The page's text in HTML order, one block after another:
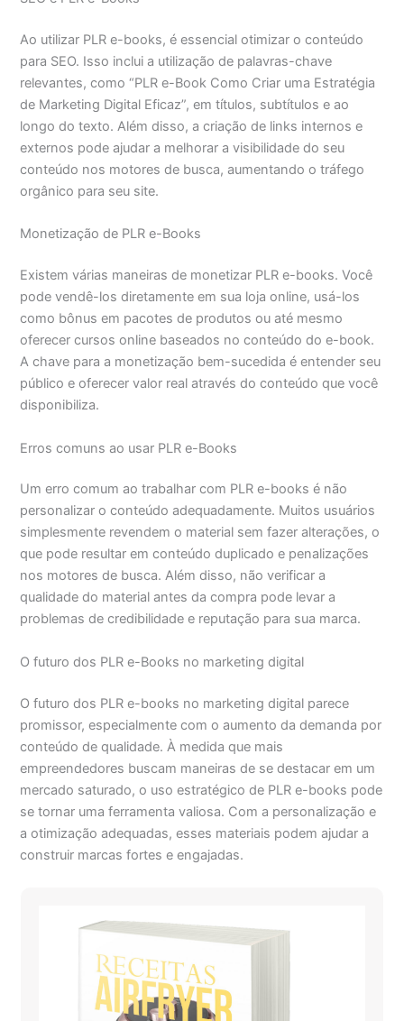
Ao utilizar PLR e-books, é essencial otimizar o conteúdo
para SEO. Isso inclui a utilização de palavras-chave
relevantes, como “PLR e-Book Como Criar uma Estratégia
de Marketing Digital Eficaz”, em títulos, subtítulos e ao
longo do texto. Além disso, a criação de links internos e
externos pode ajudar a melhorar a visibilidade do seu
conteúdo nos motores de busca, aumentando o tráfego
orgânico para seu site.
Monetização de PLR e-Books
Existem várias maneiras de monetizar PLR e-books. Você
pode vendê-los diretamente em sua loja online, usá-los
como bônus em pacotes de produtos ou até mesmo
oferecer cursos online baseados no conteúdo do e-book.
A chave para a monetização bem-sucedida é entender seu
público e oferecer valor real através do conteúdo que você
disponibiliza.
Erros comuns ao usar PLR e-Books
Um erro comum ao trabalhar com PLR e-books é não
personalizar o conteúdo adequadamente. Muitos usuários
simplesmente revendem o material sem fazer alterações, o
que pode resultar em conteúdo duplicado e penalizações
nos motores de busca. Além disso, não verificar a
qualidade do material antes da compra pode levar a
problemas de credibilidade e reputação para sua marca.
O futuro dos PLR e-Books no marketing digital
O futuro dos PLR e-books no marketing digital parece
promissor, especialmente com o aumento da demanda por
conteúdo de qualidade. À medida que mais
empreendedores buscam maneiras de se destacar em um
mercado saturado, o uso estratégico de PLR e-books pode
se tornar uma ferramenta valiosa. Com a personalização e
a otimização adequadas, esses materiais podem ajudar a
construir marcas fortes e engajadas.